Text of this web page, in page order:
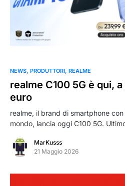
NEWS PRODUTTORI REALME
realme C100 5G è qui,
euro
realme, il brand di smartphone
mondo, lancia oggi C100 5G.
MarKusss
21 Maggio 2026